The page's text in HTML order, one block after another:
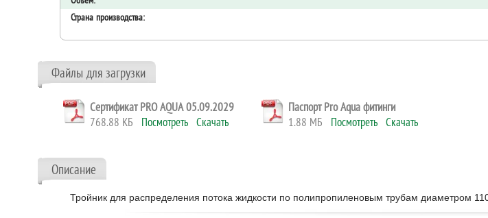
Страна производства:
Файлы для загрузки
Сертификат PRO AQUA 05.09.2029
768.88 КБ Посмотреть Скачать
Паспорт Pro Aqua фитинги
1.88 МБ Посмотреть Скачать
Описание
Тройник для распределения потока жидкости по полипропиленовым трубам диаметром